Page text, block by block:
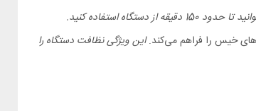
این ویژگی نظافت دستگاه را